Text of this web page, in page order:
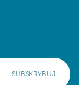
SUBSKRYBUJ